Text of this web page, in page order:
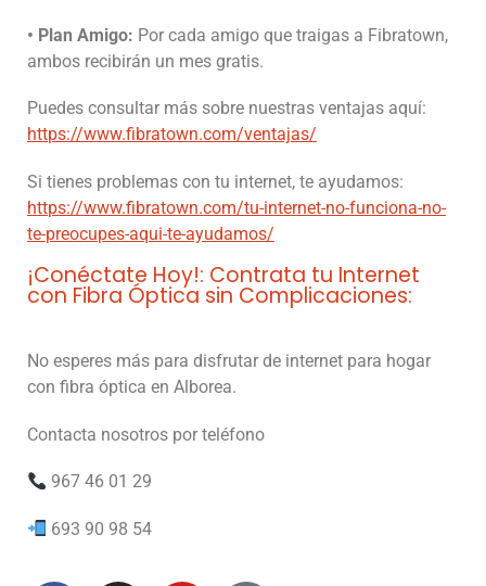
• Plan Amigo: Por cada amigo que traigas a Fibratown,
ambos recibirán un mes gratis.
Puedes consultar más sobre nuestras ventajas aquí:
https://www.fibratown.com/ventajas/
Si tienes problemas con tu internet, te ayudamos:
https://www.fibratown.com/tu-internet-no-funciona-no-
te-preocupes-aqui-te-ayudamos/
¡Conéctate Hoy!: Contrata tu Internet
con Fibra Óptica sin Complicaciones:
No esperes más para disfrutar de internet para hogar
con fibra óptica en Alborea.
Contacta nosotros por teléfono
967 46 01 29
693 90 98 54